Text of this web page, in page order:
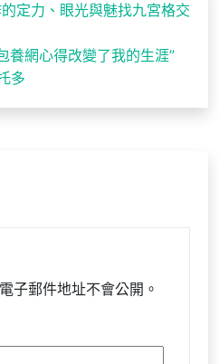
定力、眼光與魅找九宮格交
養網心得改變了我的生涯”
多
子郵件地址不會公開。